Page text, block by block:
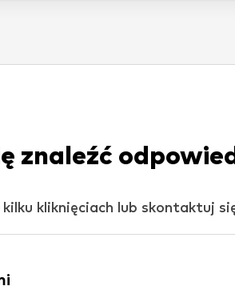
znaleźć
kliknięciach lub skontaktuj